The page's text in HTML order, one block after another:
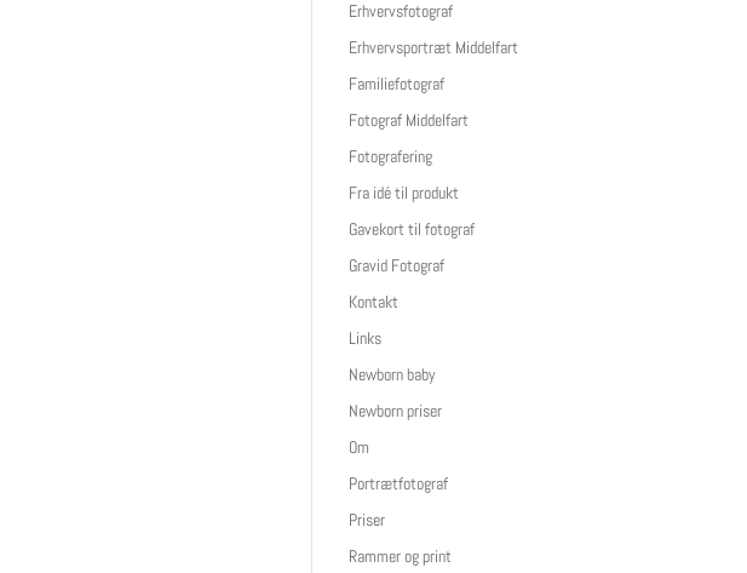
Erhvervsfotograf
Erhvervsportræt Middelfart
Familiefotograf
Fotograf Middelfart
Fotografering
Fra idé til produkt
Gavekort til fotograf
Gravid Fotograf
Kontakt
Links
Newborn baby
Newborn priser
Om
Portrætfotograf
Priser
Rammer og print